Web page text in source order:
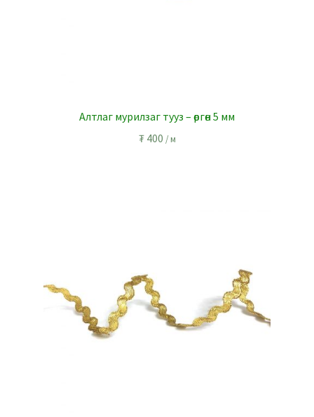
Алтлаг мурилзаг тууз – өргөн 5 мм
₮400 / м